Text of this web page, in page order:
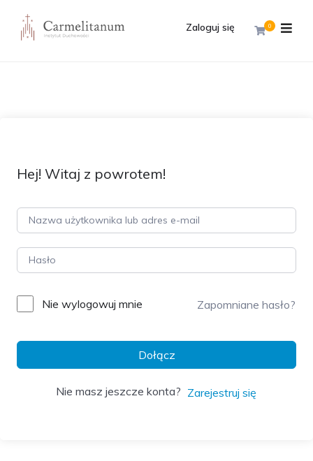
0
Zaloguj się
Hej! Witaj z powrotem!
Nie wylogowuj mnie Zapomniane hasło?
Dołącz
Nie masz jeszcze konta? Zarejestruj się